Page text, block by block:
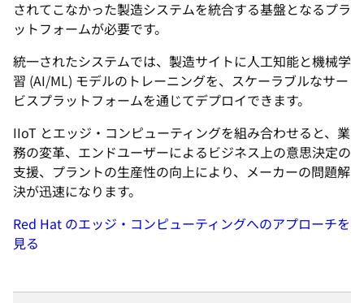
されてこなかった製造システムを統合する基盤となるプラ
ットフォームが必要です。
統一されたシステムでは、製造サイトに人工知能と機械学
習 (AI/ML) モデルのトレーニングを、スケーラブルなサー
ビスプラットフォームを通じてデプロイできます。
IIoT とエッジ・コンピューティングを組み合わせると、業
務の変革、エンドユーザーによるビジネス上の意思決定の
支援、プラントの生産性の向上により、メーカーの問題解
決が迅速になります。
Red Hat のエッジ・コンピューティングへのアプローチを
見る